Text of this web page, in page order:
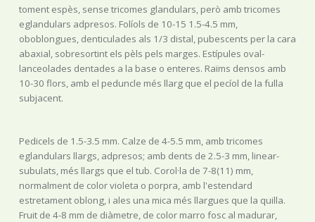
toment espès, sense tricomes glandulars, però amb tricomes
eglandulars adpresos. Folíols de 10-15 1.5-4.5 mm,
oboblongues, denticulades als 1/3 distal, pubescents per la cara
abaxial, sobresortint els pèls pels marges. Estípules oval-
lanceolades dentades a la base o enteres. Raïms densos amb
10-30 flors, amb el peduncle més llarg que el pecíol de la fulla
subjacent.
Pedicels de 1.5-3.5 mm. Calze de 4-5.5 mm, amb tricomes
eglandulars llargs, adpresos; amb dents de 2.5-3 mm, linear-
subulats, més llargs que el tub. Corol·la de 7-8(11) mm,
normalment de color violeta o porpra, amb l'estendard
estretament oblong, i ales una mica més llargues que la quilla.
Fruit de 4-8 mm de diàmetre, de color marro fosc al madurar,